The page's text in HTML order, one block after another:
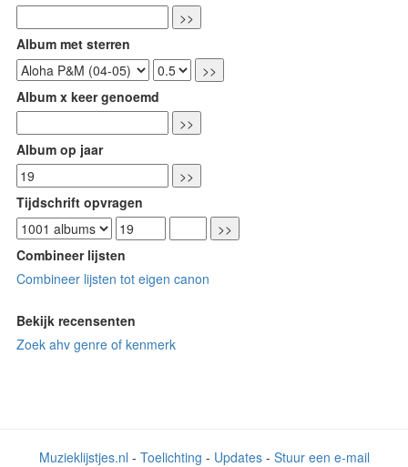
Album met sterren
Album x keer genoemd
Album op jaar
Tijdschrift opvragen
Combineer lijsten
Combineer lijsten tot eigen canon
Bekijk recensenten
Zoek ahv genre of kenmerk
Muzieklijstjes.nl - Toelichting - Updates- Stuur een e-mail